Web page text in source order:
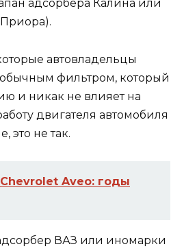
адсорбера Калина или
автовладельцы
фильтром, который
и никак не влияет на
двигателя автомобиля
это не так.
Chevrolet Aveo: годы
ВАЗ или иномарки